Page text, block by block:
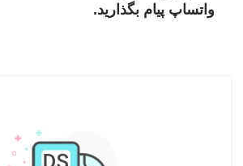
واتساپ پیام بگذارید.